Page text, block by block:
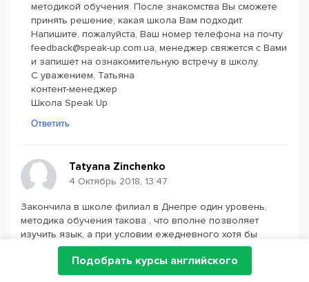
методикой обучения. После знакомства Вы сможете
принять решение, какая школа Вам подходит.
Напишите, пожалуйста, Ваш номер телефона на почту
feedback@speak-up.com.ua, менеджер свяжется с Вами
и запишет на ознакомительную встречу в школу.
С уважением, Татьяна
контент-менеджер
Школа Speak Up
Ответить
Tatyana Zinchenko
4 Октябрь 2018, 13:47
Закончила в школе филиал в Днепре один уровень,
методика обучения такова , что вполне позволяет
изучить язык, а при условии ежедневного хотя бы
часового самостоятельного обучения результат
гарантирован. Рассчитывала, что смогу организоваться,
благодаря тому что внесена оплата, но не мой случай,
Подобрать курсы английского